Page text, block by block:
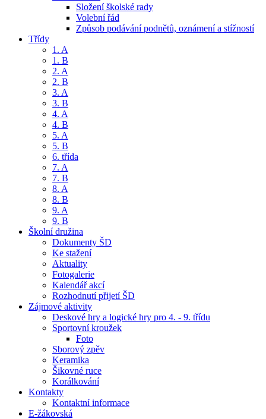
Složení školské rady
Volební řád
Způsob podávání podnětů, oznámení a stížností
Třídy
1. A
1. B
2. A
2. B
3. A
3. B
4. A
4. B
5. A
5. B
6. třída
7. A
7. B
8. A
8. B
9. A
9. B
Školní družina
Dokumenty ŠD
Ke stažení
Aktuality
Fotogalerie
Kalendář akcí
Rozhodnutí přijetí ŠD
Zájmové aktivity
Deskové hry a logické hry pro 4. - 9. třídu
Sportovní kroužek
Foto
Sborový zpěv
Keramika
Šikovné ruce
Korálkování
Kontakty
Kontaktní informace
E-žákovská